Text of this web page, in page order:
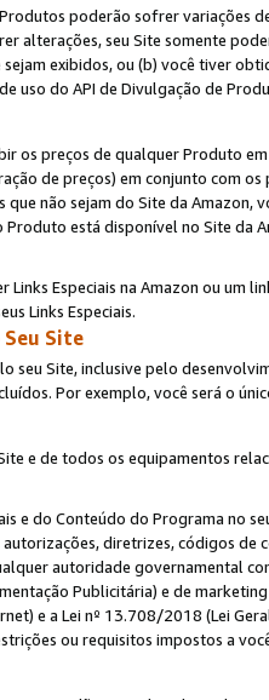
poderão sofrer variações
alterações, seu Site somente
exibidos, ou (b) você tiver
uso do API de Divulgação de
os preços de qualquer Produto
de preços) em conjunto com
não sejam do Site da Amazon,
está disponível no Site da
Links Especiais na Amazon ou um
Links Especiais.
Site
seu Site, inclusive pelo
Por exemplo, você será o
e de todos os equipamentos
e do Conteúdo do Programa no
diretrizes, códigos
autoridade governamental
Publicitária) e de
e a Lei nº 13.708/2018 (Lei
ou requisitos impostos a